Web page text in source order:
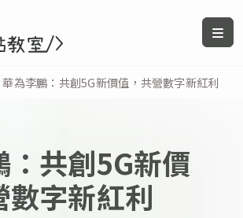
華為李鵬：共創5G新價值，共營數字新紅利
：共創5G新價
數字新紅利